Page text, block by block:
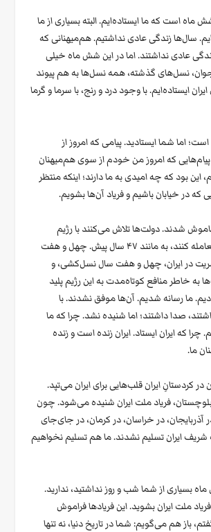
است که ما ایستاده‌ایم. البته بسیاری از ما
سال‌ها زندگی عادی نداشتیم. هم‌میهنانی که
عادی نداشتند. اما در این شش ماه خیلی
نسل‌های گذشته، همه نسل‌ها به هم پیوند
ایستاده‌ایم. با وجود درد و رنج، با سرما و گرما
اما شما ایستادید. پیامی که امروز از
که امروز من خودم از سوی هم‌میهنان
این بود که چه امیدی به ما دارند؛ اینکه منتظر
که در خیابان باشیم و فریاد آن‌ها بشویم.
شدند. دولت‌ها تلاش می‌کنند با رژیم
اسلامی مذاکره و معامله کنند، به مانند ۴۷ سال پیش. چهل و هفت
در ایران، چهل و هفت سال نسل‌کشی، و
خاطر منافع کوتاه‌مدت به این رژیم پلید
ما رسانه شدیم. آن‌ها موفق نشدند. با
صدا داشتند؛ اما شنیده نشد. چرا که ما
چرا که ایران ایستاد. ایران زنده است و زنده
ما.
کردستانِ ایران قلب‌هایی برای ایران می‌تپد.
فریاد ملت ایران شنیده می‌شود. چون
آذربایجان، در خراسان، در کرمان، در جای‌جای
شریف ایران تسلیم نشدند. ما هم تسلیم نخواهیم
بسیاری از شما شب و روز نداشتید، ندارید.
ملت ایران بشوید. این فریادها فراموش
باز هم می‌گویم: شما در تاریخ دنیا، نه تنها